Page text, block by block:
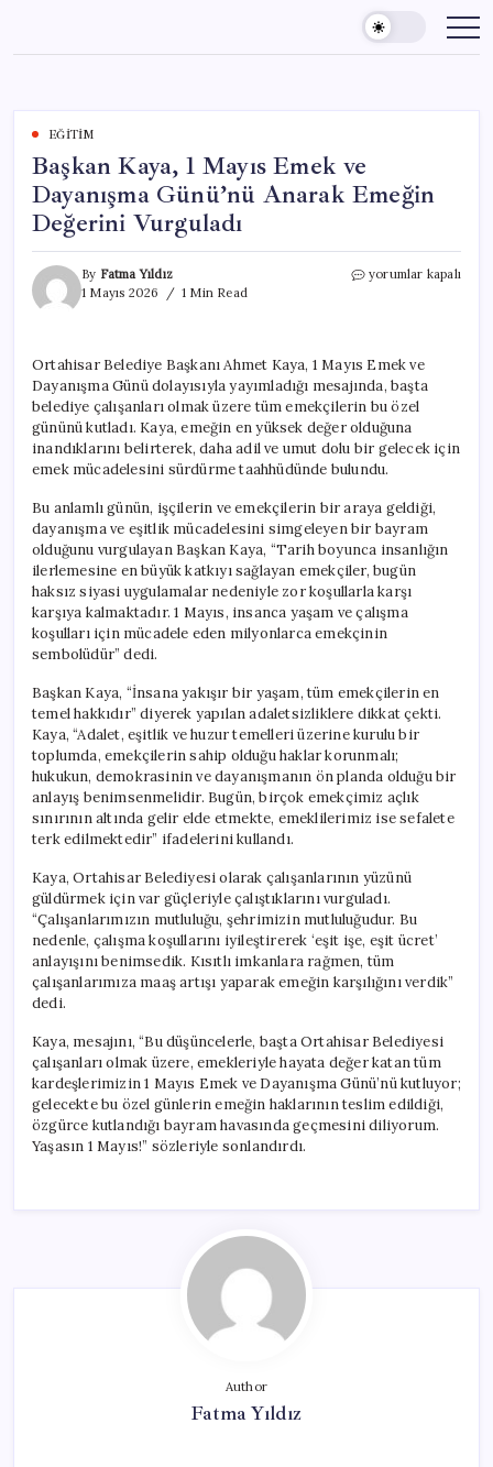
content
EĞITIM
Başkan Kaya, 1 Mayıs Emek ve
Dayanışma Günü’nü Anarak Emeğin
Değerini Vurguladı
By Fatma Yıldız
1 Mayıs 2026
1 Min Read
Başkan
ve
Dayanışma
Günü’nü
Anarak
Emeğin
Değerini
Vurguladı
yorumlar kapalı
Ortahisar Belediye Başkanı Ahmet Kaya, 1 Mayıs Emek ve
Dayanışma Günü dolayısıyla yayımladığı mesajında, başta
belediye çalışanları olmak üzere tüm emekçilerin bu özel
gününü kutladı. Kaya, emeğin en yüksek değer olduğuna
inandıklarını belirterek, daha adil ve umut dolu bir gelecek için
emek mücadelesini sürdürme taahhüdünde bulundu.
Bu anlamlı günün, işçilerin ve emekçilerin bir araya geldiği,
dayanışma ve eşitlik mücadelesini simgeleyen bir bayram
olduğunu vurgulayan Başkan Kaya, “Tarih boyunca insanlığın
ilerlemesine en büyük katkıyı sağlayan emekçiler, bugün
haksız siyasi uygulamalar nedeniyle zor koşullarla karşı
karşıya kalmaktadır. 1 Mayıs, insanca yaşam ve çalışma
koşulları için mücadele eden milyonlarca emekçinin
sembolüdür” dedi.
Başkan Kaya, “İnsana yakışır bir yaşam, tüm emekçilerin en
temel hakkıdır” diyerek yapılan adaletsizliklere dikkat çekti.
Kaya, “Adalet, eşitlik ve huzur temelleri üzerine kurulu bir
toplumda, emekçilerin sahip olduğu haklar korunmalı;
hukukun, demokrasinin ve dayanışmanın ön planda olduğu bir
anlayış benimsenmelidir. Bugün, birçok emekçimiz açlık
sınırının altında gelir elde etmekte, emeklilerimiz ise sefalete
terk edilmektedir” ifadelerini kullandı.
Kaya, Ortahisar Belediyesi olarak çalışanlarının yüzünü
güldürmek için var güçleriyle çalıştıklarını vurguladı.
“Çalışanlarımızın mutluluğu, şehrimizin mutluluğudur. Bu
nedenle, çalışma koşullarını iyileştirerek ‘eşit işe, eşit ücret’
anlayışını benimsedik. Kısıtlı imkanlara rağmen, tüm
çalışanlarımıza maaş artışı yaparak emeğin karşılığını verdik”
dedi.
Kaya, mesajını, “Bu düşüncelerle, başta Ortahisar Belediyesi
çalışanları olmak üzere, emekleriyle hayata değer katan tüm
kardeşlerimizin 1 Mayıs Emek ve Dayanışma Günü’nü kutluyor;
gelecekte bu özel günlerin emeğin haklarının teslim edildiği,
özgürce kutlandığı bayram havasında geçmesini diliyorum.
Yaşasın 1 Mayıs!” sözleriyle sonlandırdı.
Author
Fatma Yıldız